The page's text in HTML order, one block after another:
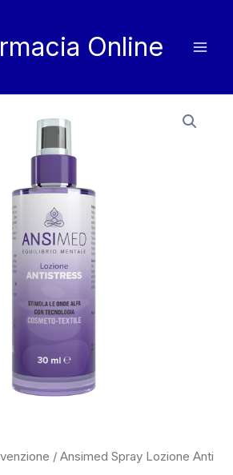
Online
/ Ansimed Spray Lozione Anti